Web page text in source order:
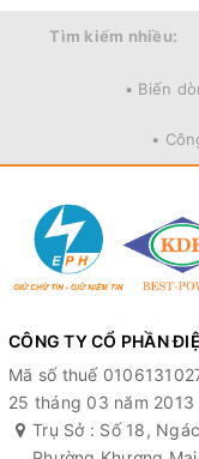
Tìm kiếm nhiều:
• Biến
•
CÔNG TY CỔ PHẦN
Mã số thuế
25 tháng 03 năm 2013
Trụ Sở : Số 18,